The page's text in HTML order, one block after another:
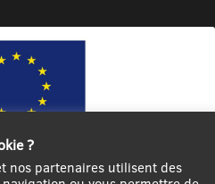
?
nos partenaires utilisent des